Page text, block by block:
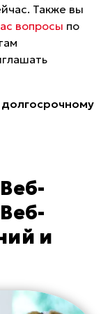
Также вы
вопросы по
и